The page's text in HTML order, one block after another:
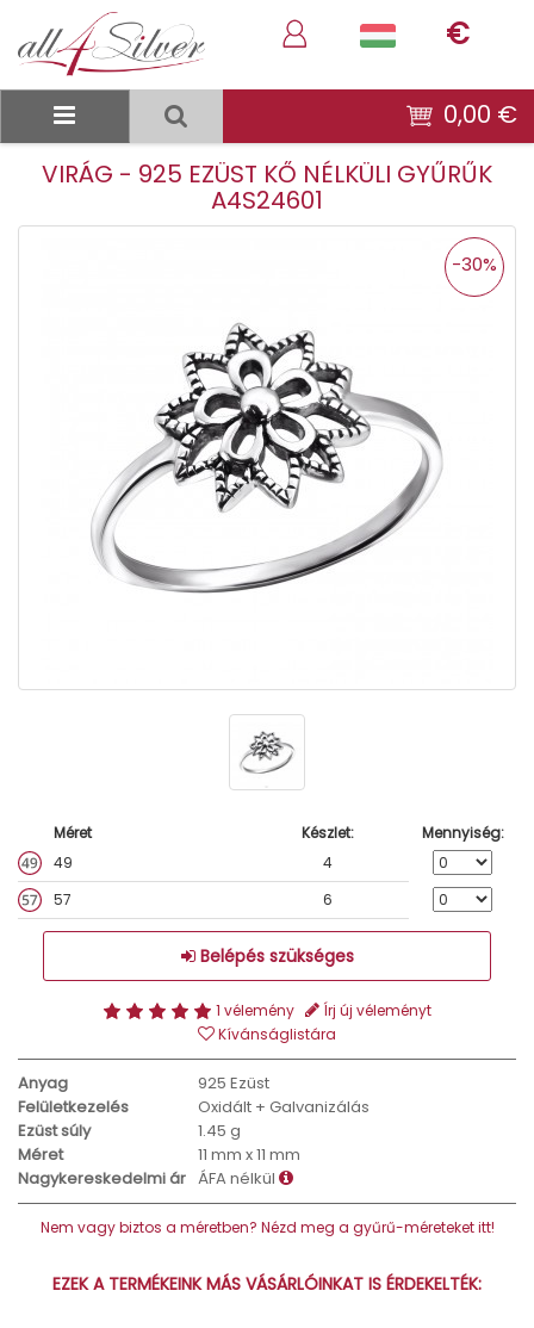
€
0,00 €
VIRÁG - 925 EZÜST KŐ NÉLKÜLI GYŰRŰK
A4S24601
-30%
Méret Készlet:
Mennyiség:
49
4
57
6
Belépés szükséges
1 vélemény
Írj új véleményt
Kívánságlistára
Anyag
925 Ezüst
Felületkezelés
Oxidált + Galvanizálás
Ezüst súly
1.45 g
Méret
11 mm x 11 mm
Nagykereskedelmi ár ÁFA nélkül
Nem vagy biztos a méretben? Nézd meg a gyűrű-méreteket itt!
EZEK A TERMÉKEINK MÁS VÁSÁRLÓINKAT IS ÉRDEKELTÉK: